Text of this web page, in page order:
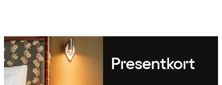
Presentkort